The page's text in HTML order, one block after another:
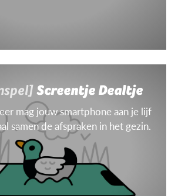
Screentje Dealtje
mag jouw smartphone aan je lijf
samen de afspraken in het gezin.